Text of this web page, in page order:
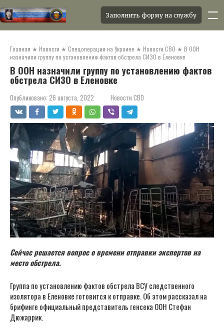
контенту
Заполнить форму на службу
Главная ★ Новости ★ Спецоперация на Украине ★ Новости СВО ★ В ООН
назначили группу по установлению фактов обстрела СИЗО в Еленовке
В ООН назначили группу по установлению фактов
обстрела СИЗО в Еленовке
Опубликовано: 26 августа, 2022 Новости СВО
Сейчас решается вопрос о времени отправки экспертов на
место обстрела.
Группа по установлению фактов обстрела ВСУ следственного
изолятора в Еленовке готовится к отправке. Об этом рассказал на
брифинге официальный представитель генсека ООН Стефан
Дюжаррик.